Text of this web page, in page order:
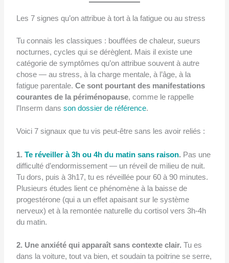
Les 7 signes qu’on attribue à tort à la fatigue ou au stress
Tu connais les classiques : bouffées de chaleur, sueurs
nocturnes, cycles qui se dérèglent. Mais il existe une
catégorie de symptômes qu’on attribue souvent à autre
chose — au stress, à la charge mentale, à l’âge, à la
fatigue parentale. Ce sont pourtant des manifestations
courantes de la périménopause, comme le rappelle
l’Inserm dans son dossier de référence.
Voici 7 signaux que tu vis peut-être sans les avoir reliés :
1. Te réveiller à 3h ou 4h du matin sans raison. Pas une
difficulté d’endormissement — un réveil de milieu de nuit.
Tu dors, puis à 3h17, tu es réveillée pour 60 à 90 minutes.
Plusieurs études lient ce phénomène à la baisse de
progestérone (qui a un effet apaisant sur le système
nerveux) et à la remontée naturelle du cortisol vers 3h-4h
du matin.
2. Une anxiété qui apparaît sans contexte clair. Tu es
dans la voiture, tout va bien, et soudain ta poitrine se serre,